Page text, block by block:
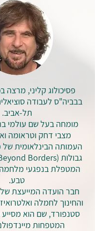
פסיכולוג קליני, מרצה
בבביה"ס לעבודה
תל-אביב.
מומחה בעל שם עולמי
מצבי דחק וטראומה
העמותה הבינלאומית של
המטפלת בנפגעי מלחמה,
טבע.
חבר הועדה המייעצת
והחינוך לחמלה
סטנפורד, שם הוא מסייע
המטפחות